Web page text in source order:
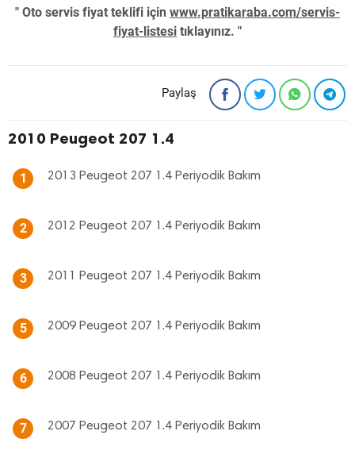
" Oto servis fiyat teklifi için www.pratikaraba.com/servis-
fiyat-listesi tıklayınız. "
Paylaş
2010 Peugeot 207 1.4
1 2013 Peugeot 207 1.4 Periyodik Bakım
2 2012 Peugeot 207 1.4 Periyodik Bakım
3 2011 Peugeot 207 1.4 Periyodik Bakım
5 2009 Peugeot 207 1.4 Periyodik Bakım
6 2008 Peugeot 207 1.4 Periyodik Bakım
7 2007 Peugeot 207 1.4 Periyodik Bakım